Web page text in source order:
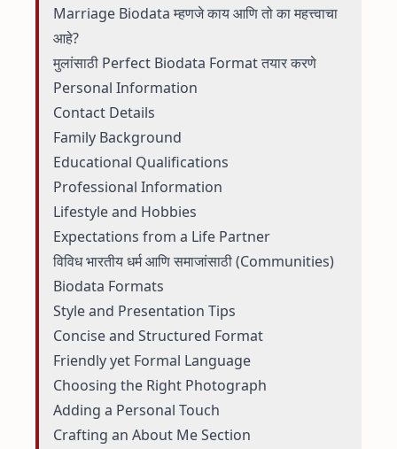
Marriage Biodata म्हणजे काय आणि तो का महत्त्वाचा
आहे?
मुलांसाठी Perfect Biodata Format तयार करणे
Personal Information
Contact Details
Family Background
Educational Qualifications
Professional Information
Lifestyle and Hobbies
Expectations from a Life Partner
विविध भारतीय धर्म आणि समाजांसाठी (Communities)
Biodata Formats
Style and Presentation Tips
Concise and Structured Format
Friendly yet Formal Language
Choosing the Right Photograph
Adding a Personal Touch
Crafting an About Me Section